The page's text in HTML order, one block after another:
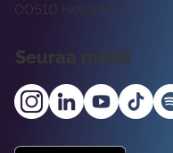
00510 Helsinki
Seuraa meitä